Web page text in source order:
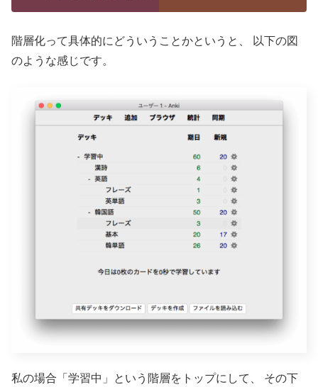
階層化って具体的にどういうことかというと、
以下の図
のような感じです。
私の場合「学習中」という階層をトップにして、 その下